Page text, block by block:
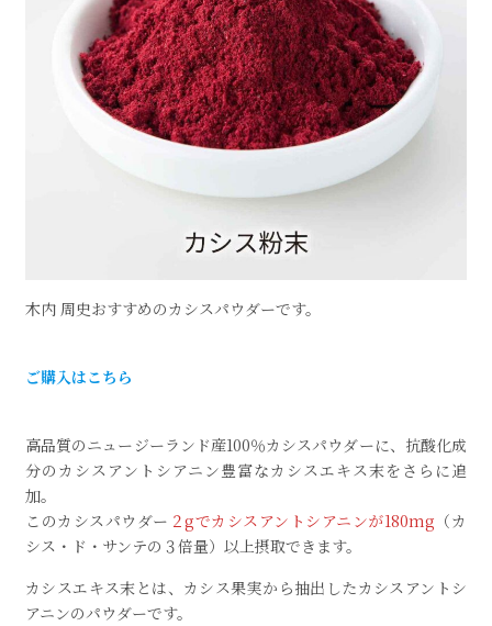
木内 周史おすすめのカシスパウダーです。
ご購入はこちら
高品質のニュージーランド産100％カシスパウダーに、抗酸化成
分のカシスアントシアニン豊富なカシスエキス末をさらに追
加。
このカシスパウダー ２gでカシスアントシアニンが180mg （カ
シス・ド・サンテの３倍量）以上摂取できます。
カシスエキス末とは、カシス果実から抽出したカシスアントシ
アニンのパウダーです。